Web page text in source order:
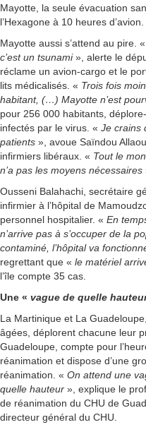
Mayotte, la seule évacuation
l’Hexagone à 10 heures d’avion.
Mayotte aussi s’attend au pire. «
c’est un tsunami», alerte le
réclame un avion-cargo et le
lits médicalisés. « Trois fois
habitant, (…) Mayotte n’est
pour 256 000 habitants,
infectés par le virus. « Je crains
patients », avoue Saïndou
infirmiers libéraux. « Tout le
n’a pas les moyens nécessaires
Ousseni Balahachi, secrétaire
infirmier à l’hôpital de
personnel hospitalier. « En
n’arrive pas à s’occuper de la
contaminé, l’hôpital va
regrettant que « le matériel
l’île compte 35 cas.
Une « vague de quelle
La Martinique et La
âgées, déplorent chacune leur
Guadeloupe, compte pour
réanimation et dispose d’une
réanimation. « On attend une
quelle hauteur », explique le
de réanimation du CHU de
directeur général du CHU.